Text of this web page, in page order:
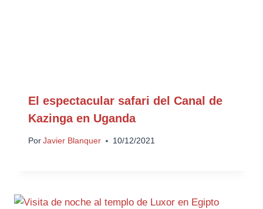
El espectacular safari del Canal de
Kazinga en Uganda
Por Javier Blanquer 10/12/2021